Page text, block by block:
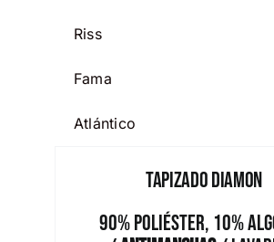
Riss
Fama
Atlántico
Tapizado Diamon
90% Poliéster, 10%